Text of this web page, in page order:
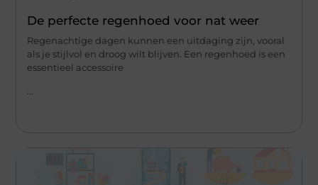
De perfecte regenhoed voor nat weer
Regenachtige dagen kunnen een uitdaging zijn, vooral
als je stijlvol en droog wilt blijven. Een regenhoed is een
essentieel accessoire